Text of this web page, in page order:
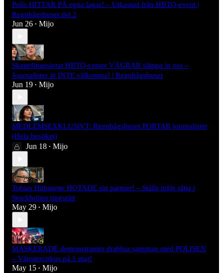
Polis HITTAR PÅ egna lagar! – Utkastad från HBTQ-event |
Regnbågshuset del 2
Jun 26 • Mijo
Skattefinansierat HBTQ-center VÄGRAR släppa in oss –
Journalister är INTE välkomna! | Regnbågshuset
Jun 19 • Mijo
MEDLEMSEXKLUSIVT: Regnbågshuset PORTAR journalister
(Hela besöket)
Jun 18 • Mijo
Tobias Hübinette HOTADE sin partner! – Ställs inför rätta i
Stockholms tingsrätt
May 29 • Mijo
MASKERADE demonstranter drabbar samman med POLISEN
– Vänstercirkus på 1 maj!
May 15 • Mijo